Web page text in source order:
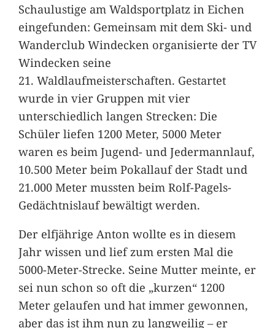
Schaulustige am Waldsportplatz in Eichen
eingefunden: Gemeinsam mit dem Ski- und
Wanderclub Windecken organisierte der TV
Windecken seine
21. Waldlaufmeisterschaften. Gestartet
wurde in vier Gruppen mit vier
unterschiedlich langen Strecken: Die
Schüler liefen 1200 Meter, 5000 Meter
waren es beim Jugend- und Jedermannlauf,
10.500 Meter beim Pokallauf der Stadt und
21.000 Meter mussten beim Rolf-Pagels-
Gedächtnislauf bewältigt werden.
Der elfjährige Anton wollte es in diesem
Jahr wissen und lief zum ersten Mal die
5000-Meter-Strecke. Seine Mutter meinte, er
sei nun schon so oft die „kurzen“ 1200
Meter gelaufen und hat immer gewonnen,
aber das ist ihm nun zu langweilig – er